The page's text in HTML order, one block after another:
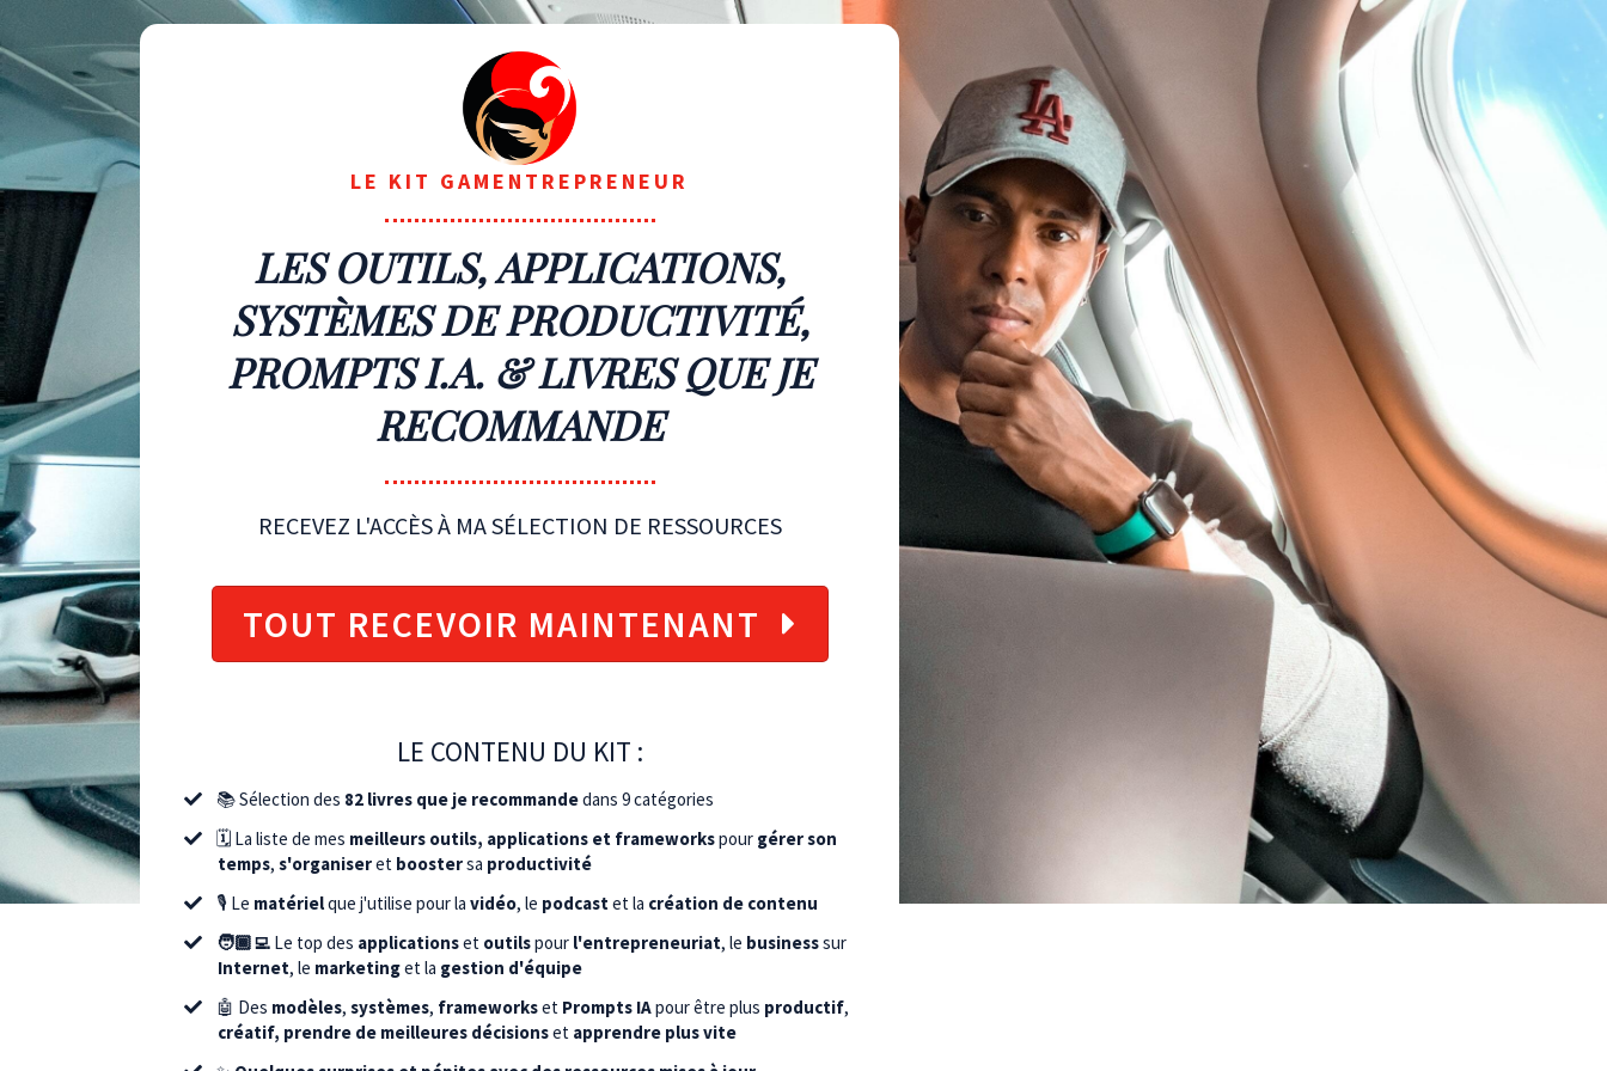
LE KIT GAMENTREPRENEUR
LES OUTILS, APPLICATIONS,
SYSTÈMES DE PRODUCTIVITÉ,
PROMPTS I.A. & LIVRES QUE JE
RECOMMANDE
RECEVEZ L'ACCÈS À MA SÉLECTION DE RESSOURCES
TOUT RECEVOIR MAINTENANT
LE CONTENU DU KIT :
📚 Sélection des 82 livres que je recommandedans 9 catégories
🗓️ La liste de mes meilleurs outils, applications et frameworkspour gérer son
temps, s'organiseret boostersa productivité
🎙️ Le matérielque j'utilise pour lavidéo, le podcastet la création de contenu
​🧑🏾‍💻 Le top des applicationset outilspour l'entrepreneuriat, le businesssur
Internet, le marketinget la gestion d'équipe
🤖 Des modèles,systèmes, frameworkset Prompts IApour être plus productif,
créatif, prendre de meilleures décisionset apprendre plus vite